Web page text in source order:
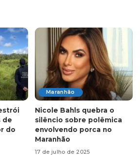
de
do
Maranhão
Nicole Bahls quebra o
silêncio sobre polêmica
envolvendo porca no
Maranhão
17 de julho de 2025